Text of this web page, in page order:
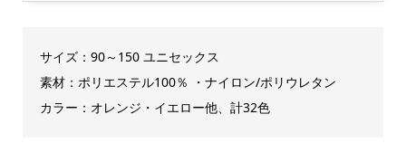
サイズ：90～150 ユニセックス
素材：ポリエステル100％ ・ナイロン/ポリウレタン
カラー：オレンジ・イエロー他、計32色